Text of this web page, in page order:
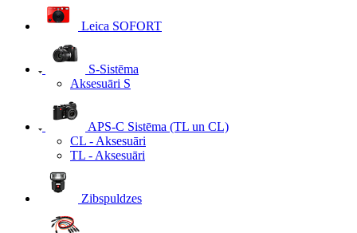
Leica SOFORT
S-Sistēma
Aksesuāri S
APS-C Sistēma (TL un CL)
CL - Aksesuāri
TL - Aksesuāri
Zibspuldzes